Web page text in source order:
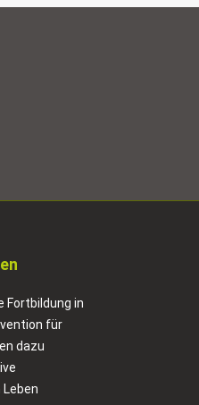
Fortbildung in
für
dazu